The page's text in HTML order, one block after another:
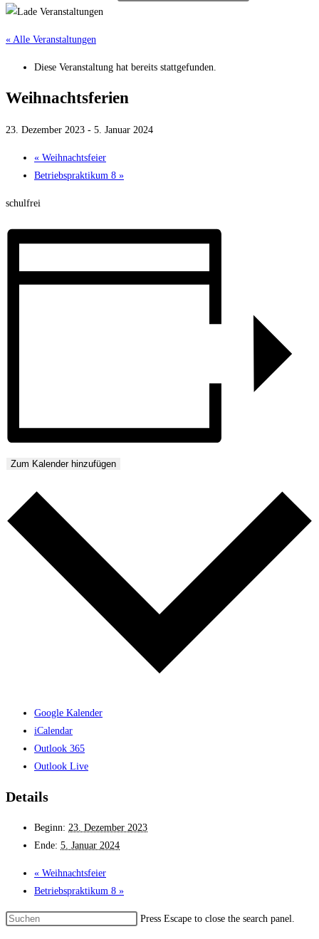
« Alle Veranstaltungen
Diese Veranstaltung hat bereits stattgefunden.
Weihnachtsferien
23. Dezember 2023 - 5. Januar 2024
« Weihnachtsfeier
Betriebspraktikum 8 »
schulfrei
Zum Kalender hinzufügen
Google Kalender
iCalendar
Outlook 365
Outlook Live
Details
Beginn: 23. Dezember 2023
Ende: 5. Januar 2024
« Weihnachtsfeier
Betriebspraktikum 8 »
Press Escape to close the search panel.